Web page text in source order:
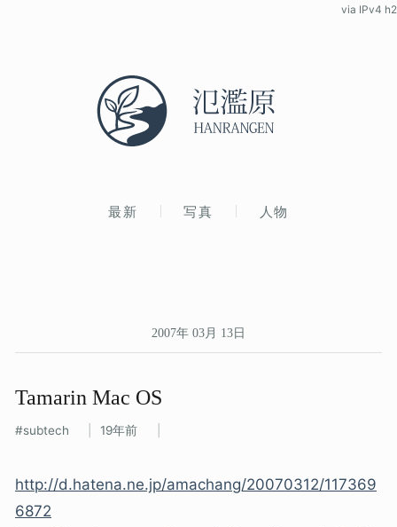
最新 写真 人物
via IPv4 h2
2007年 03月 13日
Tamarin Mac OS
subtech 19年前
http://d.hatena.ne.jp/amachang/20070312/117369
6872